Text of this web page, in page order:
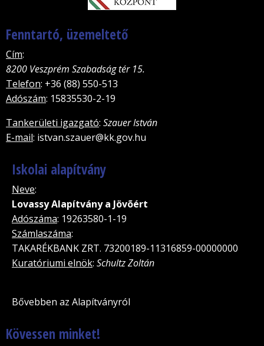
Fenntartó, üzemeltető
Cím:
8200 Veszprém Szabadság tér 15.
Telefon: +36 (88) 550-513
Adószám: 15835530-2-19
Tankerületi igazgató: Szauer István
E-mail: istvan.szauer@kk.gov.hu
Iskolai alapítvány
Neve:
Lovassy Alapítvány a Jövõért
Adószáma: 19263580-1-19
Számlaszáma:
TAKARÉKBANK ZRT. 73200189-11316859-00000000
Kuratóriumi elnök: Schultz Zoltán
Bővebben az Alapítványról
Kövessen minket!